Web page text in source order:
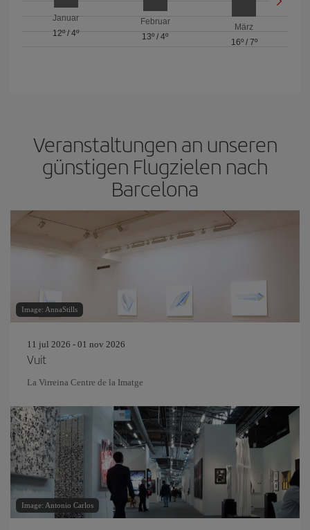
Januar
12º/4º
Februar
13º / 4º
März
16º/ 7º
Veranstaltungen an unseren
günstigen Flugzielen nach
Barcelona
Image: AnnaStills
11 jul 2026 - 01 nov 2026
Vuit
La Virreina Centre de la Imatge
Image: Antonio Carlos